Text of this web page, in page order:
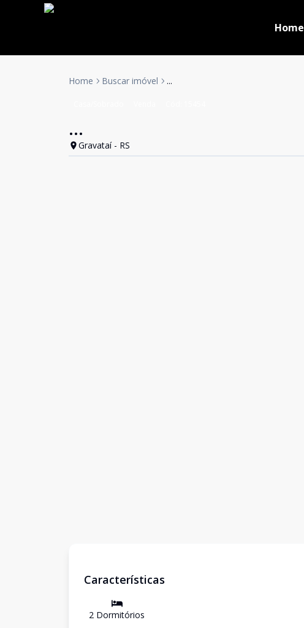
Home
Home Buscar imóvel ...
...
Gravataí - RS
Características
2 Dormitórios